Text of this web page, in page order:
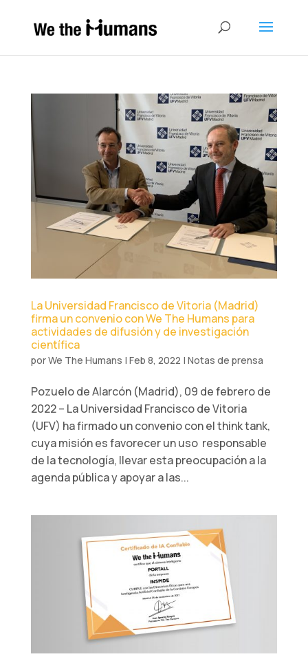
La Universidad Francisco de Vitoria (Madrid)
firma un convenio con We The Humans para
actividades de difusión y de investigación
científica
porWe The Humans | Feb 8, 2022 | Notas de prensa
Pozuelo de Alarcón (Madrid), 09 de febrero de
2022 – La Universidad Francisco de Vitoria
(UFV) ha firmado un convenio con el think tank­­­,
cuya misión es favorecer un uso responsable
de la tecnología, llevar esta preocupación a la
agenda pública y apoyar a las...